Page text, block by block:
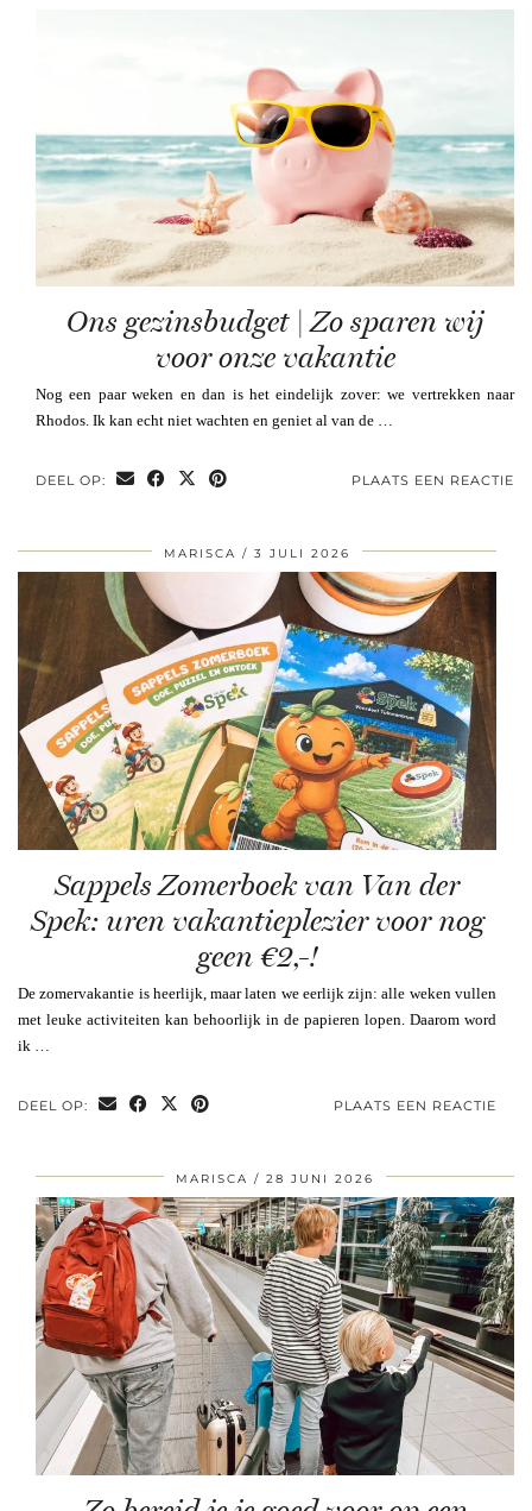
Ons gezinsbudget | Zo sparen wij
voor onze vakantie
Nog een paar weken en dan is het eindelijk zover: we vertrekken naar
Rhodos. Ik kan echt niet wachten en geniet al van de …
DEEL OP: PLAATS EEN REACTIE
MARISCA 3 JULI 2026
Sappels Zomerboek van Van der
Spek: uren vakantieplezier voor nog
geen €2,-!
De zomervakantie is heerlijk, maar laten we eerlijk zijn: alle weken vullen
met leuke activiteiten kan behoorlijk in de papieren lopen. Daarom word
ik …
DEEL OP: PLAATS EEN REACTIE
MARISCA 28 JUNI 2026